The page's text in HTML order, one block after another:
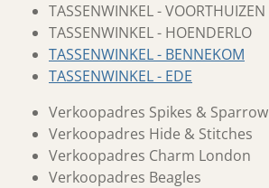
TASSENWINKEL - VOORTHUIZEN
TASSENWINKEL - HOENDERLO
TASSENWINKEL - BENNEKOM
TASSENWINKEL - EDE
Verkoopadres Spikes & Sparrow
Verkoopadres Hide & Stitches
Verkoopadres Charm London
Verkoopadres Beagles